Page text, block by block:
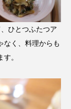
ひとつふたつア
なく、料理からも
。